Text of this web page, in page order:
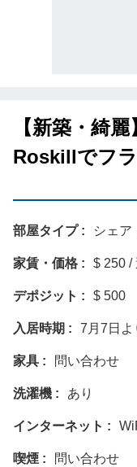
【新築・綺
Roskillでフ
部屋タイプ シェア
家賃・価格 $ 250 /
デポジット $ 500
入居時期 7月7日よ
家具 問い合わせ
洗濯機 あり
インターネット
喫煙 問い合わせ